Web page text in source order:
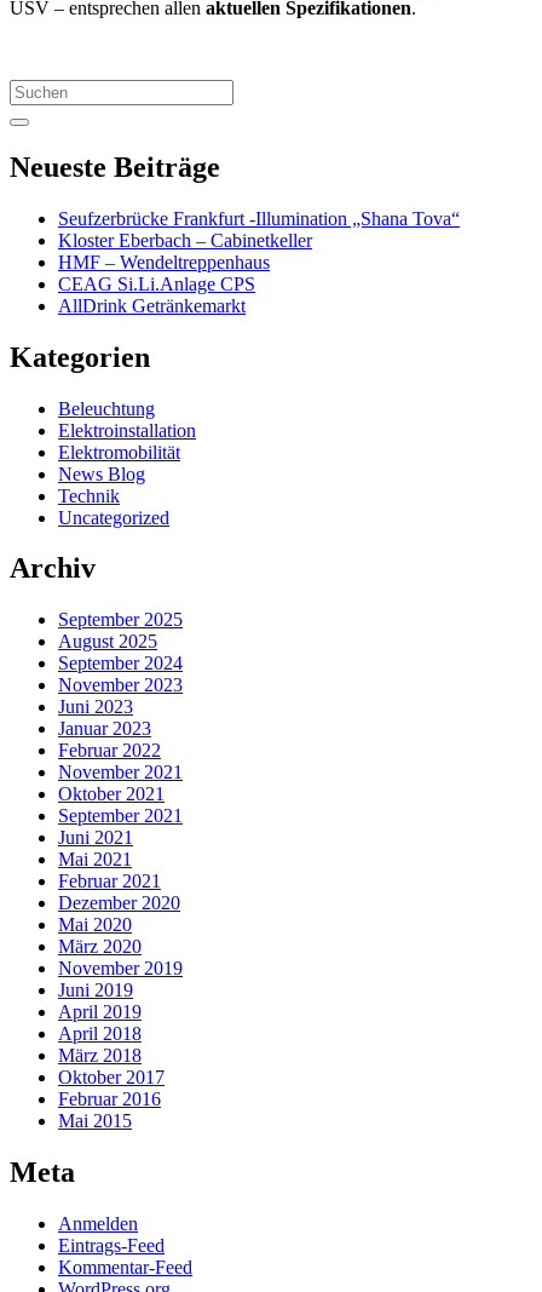
USV – entsprechen allen aktuellen Spezifikationen.
Search
for:
Neueste Beiträge
Seufzerbrücke Frankfurt -Illumination „Shana Tova“
Kloster Eberbach – Cabinetkeller
HMF – Wendeltreppenhaus
CEAG Si.Li.Anlage CPS
AllDrink Getränkemarkt
Kategorien
Beleuchtung
Elektroinstallation
Elektromobilität
News Blog
Technik
Uncategorized
Archiv
September 2025
August 2025
September 2024
November 2023
Juni 2023
Januar 2023
Februar 2022
November 2021
Oktober 2021
September 2021
Juni 2021
Mai 2021
Februar 2021
Dezember 2020
Mai 2020
März 2020
November 2019
Juni 2019
April 2019
April 2018
März 2018
Oktober 2017
Februar 2016
Mai 2015
Meta
Anmelden
Eintrags-Feed
Kommentar-Feed